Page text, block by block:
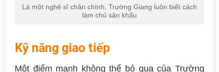
Là một nghệ sĩ chân chính, Trường Giang luôn biết cách
làm chủ sân khấu
Kỹ năng giao tiếp
Một điểm mạnh không thể bỏ qua của Trường